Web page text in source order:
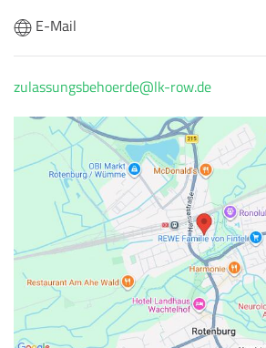
E-Mail
zulassungsbehoerde@lk-row.de